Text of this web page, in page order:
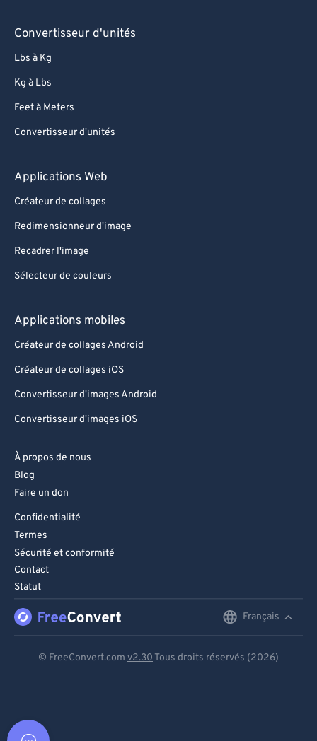
Convertisseur d'unités
Lbs à Kg
Kg à Lbs
Feet à Meters
Convertisseur d'unités
Applications Web
Créateur de collages
Redimensionneur d'image
Recadrer l'image
Sélecteur de couleurs
Applications mobiles
Créateur de collages Android
Créateur de collages iOS
Convertisseur d'images Android
Convertisseur d'images iOS
À propos de nous
Blog
Faire un don
Confidentialité
Termes
Sécurité et conformité
Contact
Statut
Français
© FreeConvert.com v2.30 Tous droits réservés (2026)